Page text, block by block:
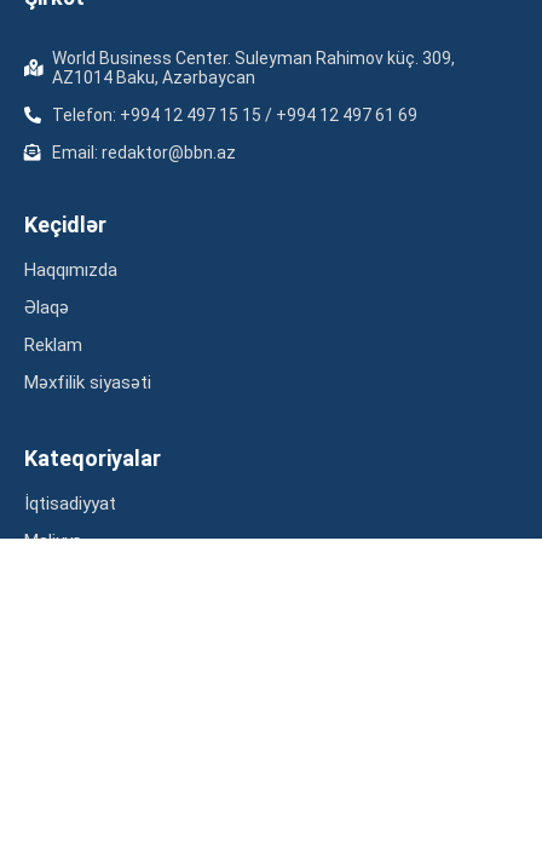
World Business Center. Suleyman Rahimov küç. 309,
AZ1014 Baku, Azərbaycan
Telefon: +994 12 497 15 15 / +994 12 497 61 69
Email: redaktor@bbn.az
Keçidlər
Haqqımızda
Əlaqə
Reklam
Məxfilik siyasəti
Kateqoriyalar
İqtisadiyyat
Maliyyə